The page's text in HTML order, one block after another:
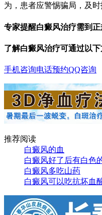
为，患者应警惕骗局，及时
专家提醒白癜风治疗需到
了解白癜风治疗可通过以下
手机咨询电话预约QQ咨询
推荐阅读
白癜风的血
白癜风好了后有白色
白癜风多吃山药
白癜风可以吃抗坏血